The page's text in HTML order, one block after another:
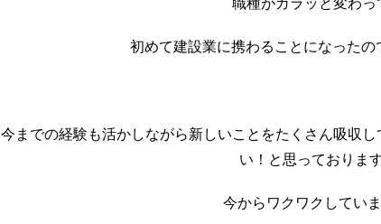
初めて建設業に携わることになったの
今までの経験も活かしながら新しいことをたくさん吸収し
い！と思っております
今からワクワクしてい